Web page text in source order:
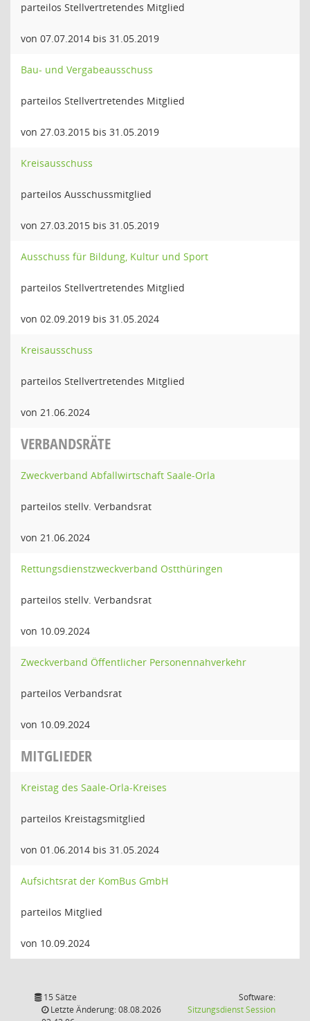
parteilos Stellvertretendes Mitglied
von 07.07.2014 bis 31.05.2019
Bau- und Vergabeausschuss
parteilos Stellvertretendes Mitglied
von 27.03.2015 bis 31.05.2019
Kreisausschuss
parteilos Ausschussmitglied
von 27.03.2015 bis 31.05.2019
Ausschuss für Bildung, Kultur und Sport
parteilos Stellvertretendes Mitglied
von 02.09.2019 bis 31.05.2024
Kreisausschuss
parteilos Stellvertretendes Mitglied
von 21.06.2024
VERBANDSRÄTE
Zweckverband Abfallwirtschaft Saale-Orla
parteilos stellv. Verbandsrat
von 21.06.2024
Rettungsdienstzweckverband Ostthüringen
parteilos stellv. Verbandsrat
von 10.09.2024
Zweckverband Öffentlicher Personennahverkehr
parteilos Verbandsrat
von 10.09.2024
MITGLIEDER
Kreistag des Saale-Orla-Kreises
parteilos Kreistagsmitglied
von 01.06.2014 bis 31.05.2024
Aufsichtsrat der KomBus GmbH
parteilos Mitglied
von 10.09.2024
15 Sätze
Letzte Änderung: 08.08.2026
Software:
SitzungsdienstSession(Wird in